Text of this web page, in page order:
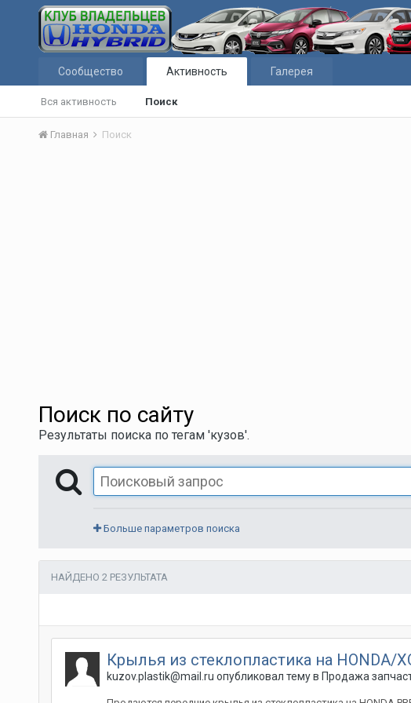
Сообщество Активность
Вся активность Поиск
Галерея
Главная Поиск
Поиск по сайту
Результаты поиска по тегам 'кузов'.
Больше параметров поиска
НАЙДЕНО 2 РЕЗУЛЬТАТА
Крылья из стеклопластика на HONDA/
kuzov.plastik@mail.ru опубликовал тему в Продажа